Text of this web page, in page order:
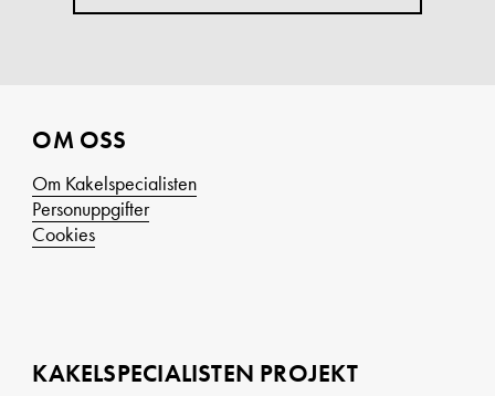
OM OSS
Om Kakelspecialisten
Personuppgifter
Cookies
KAKELSPECIALISTEN PROJEKT